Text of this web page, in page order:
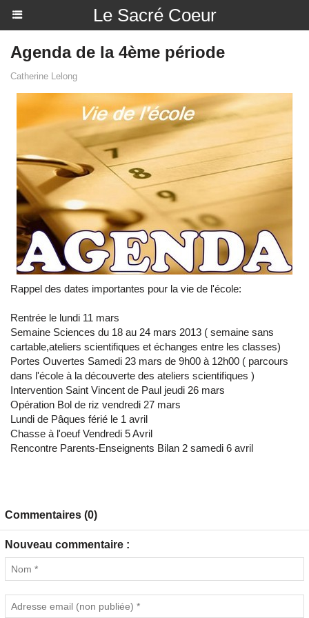
Le Sacré Coeur
Agenda de la 4ème période
Catherine Lelong
Rappel des dates importantes pour la vie de l'école:
Rentrée le lundi 11 mars
Semaine Sciences du 18 au 24 mars 2013 ( semaine sans
cartable,ateliers scientifiques et échanges entre les classes)
Portes Ouvertes Samedi 23 mars de 9h00 à 12h00 ( parcours
dans l'école à la découverte des ateliers scientifiques )
Intervention Saint Vincent de Paul jeudi 26 mars
Opération Bol de riz vendredi 27 mars
Lundi de Pâques férié le 1 avril
Chasse à l'oeuf Vendredi 5 Avril
Rencontre Parents-Enseignents Bilan 2 samedi 6 avril
Commentaires (0)
Nouveau commentaire :